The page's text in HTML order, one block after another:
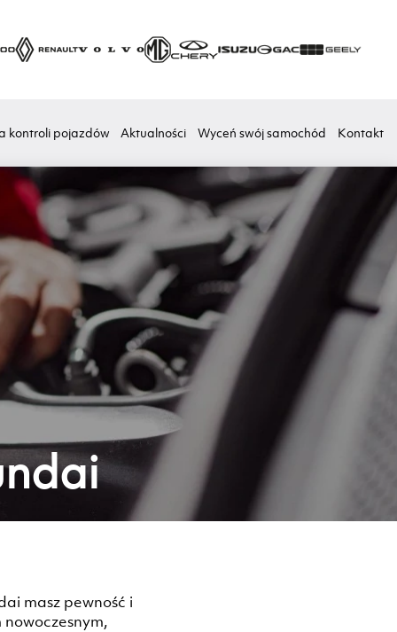
kontroli pojazdów Aktualności Wyceń swój samochód Kontakt
masz pewność i